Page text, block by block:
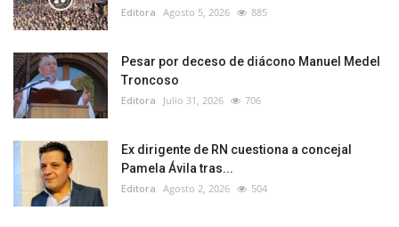
Editora Agosto 5, 2026 885
Pesar por deceso de diácono Manuel Medel
Troncoso
Editora Julio 31, 2026 706
Ex dirigente de RN cuestiona a concejal
Pamela Ávila tras...
Editora Agosto 2, 2026 504